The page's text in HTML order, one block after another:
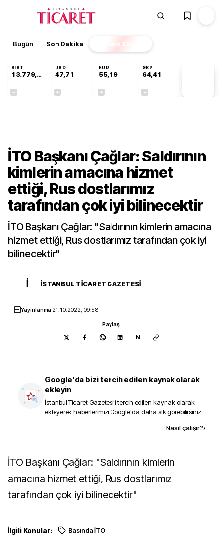
Bugün Son Dakika Finans EKSTRA
BIST
13.779,39
USD
47,71
EUR
55,19
GBP
64,41
İTO Başkanı Çağlar: Saldırının
kimlerin amacına hizmet
ettiği, Rus dostlarımız
tarafından çok iyi bilinecektir
İTO Başkanı Çağlar: "Saldırının kimlerin amacına
hizmet ettiği, Rus dostlarımız tarafından çok iyi
bilinecektir"
İ İSTANBUL TICARET GAZETESI
Yayınlanma 21.10.2022, 09:58
Paylaş
N
Google'da bizi tercih edilen kaynak olarak
ekleyin
İstanbul Ticaret Gazetesi'i tercih edilen kaynak olarak
ekleyerek haberlerimizi Google'da daha sık görebilirsiniz.
Nasıl çalışır?›
İTO Başkanı Çağlar: "Saldırının kimlerin
amacına hizmet ettiği, Rus dostlarımız
tarafından çok iyi bilinecektir"
İlgili Konular: Basında İTO